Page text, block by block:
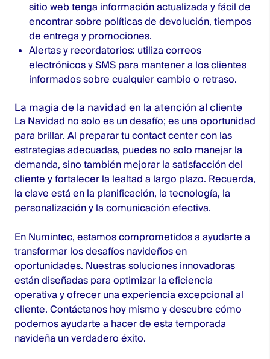
sitio web tenga información actualizada y fácil de
encontrar sobre políticas de devolución, tiempos
de entrega y promociones.
Alertas y recordatorios: utiliza correos
electrónicos y SMS para mantener a los clientes
informados sobre cualquier cambio o retraso.
La magia de la navidad en la atención al cliente
La Navidad no solo es un desafío; es una oportunidad
para brillar. Al preparar tu contact center con las
estrategias adecuadas, puedes no solo manejar la
demanda, sino también mejorar la satisfacción del
cliente y fortalecer la lealtad a largo plazo. Recuerda,
la clave está en la planificación, la tecnología, la
personalización y la comunicación efectiva.
En Numintec, estamos comprometidos a ayudarte a
transformar los desafíos navideños en
oportunidades. Nuestras soluciones innovadoras
están diseñadas para optimizar la eficiencia
operativa y ofrecer una experiencia excepcional al
cliente. Contáctanos hoy mismo y descubre cómo
podemos ayudarte a hacer de esta temporada
navideña un verdadero éxito.